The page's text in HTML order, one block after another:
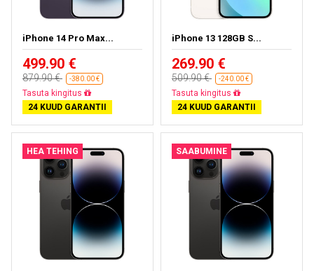
iPhone 14 Pro Max...
499.90 €
879.90 € -380.00 €
Tasuta kohaletoimetamine
24 KUUD GARANTII
iPhone 13 128GB S...
269.90 €
509.90 € -240.00 €
Tasuta kohaletoimetamine
24 KUUD GARANTII
HEA TEHING SAABUMINE